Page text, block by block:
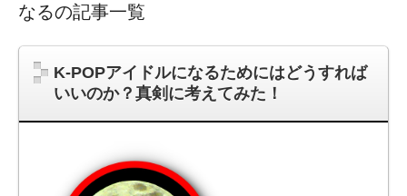
なるの記事一覧
K-POPアイドルになるためにはどうすれば
いいのか？真剣に考えてみた！